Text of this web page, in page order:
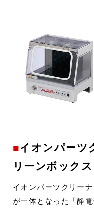
イオンパーツ
リーンボックス
イオンパーツクリー
が一体となった「静